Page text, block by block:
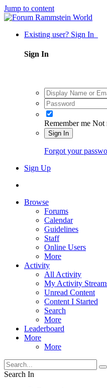
Jump to content
Existing user? Sign In
Sign In
Remember me Not
Sign In
Forgot your
Sign Up
Browse
Forums
Calendar
Guidelines
Staff
Online Users
More
Activity
All Activity
My Activity
Unread Content
Content I Started
Search
More
Leaderboard
More
More
Search In